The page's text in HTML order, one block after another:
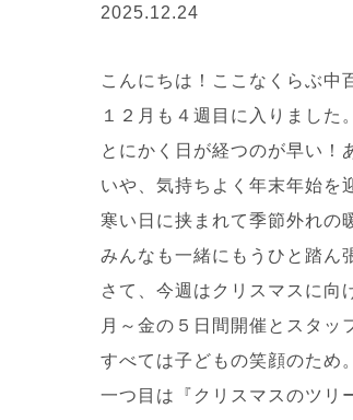
2025.12.24
こんにちは！ここなくらぶ中
１２月も４週目に入りました
とにかく日が経つのが早い！
いや、気持ちよく年末年始を
寒い日に挟まれて季節外れの
みんなも一緒にもうひと踏
さて、今週はクリスマスに向
月～金の５日間開催とスタッ
すべては子どもの笑顔のため
一つ目は『クリスマスのツリ